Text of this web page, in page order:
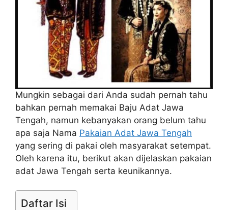
Mungkin sebagai dari Anda sudah pernah tahu
bahkan pernah memakai Baju Adat Jawa
Tengah, namun kebanyakan orang belum tahu
apa saja Nama Pakaian Adat Jawa Tengah
yang sering di pakai oleh masyarakat setempat.
Oleh karena itu, berikut akan dijelaskan pakaian
adat Jawa Tengah serta keunikannya.
Daftar Isi